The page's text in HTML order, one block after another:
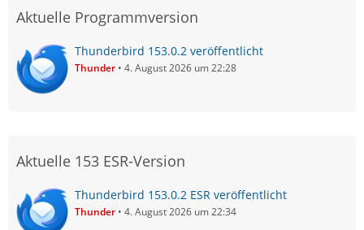
Aktuelle Programmversion
Thunderbird 153.0.2 veröffentlicht
Thunder 4. August 2026 um 22:28
Aktuelle 153 ESR-Version
Thunderbird 153.0.2 ESR veröffentlicht
Thunder 4. August 2026 um 22:34